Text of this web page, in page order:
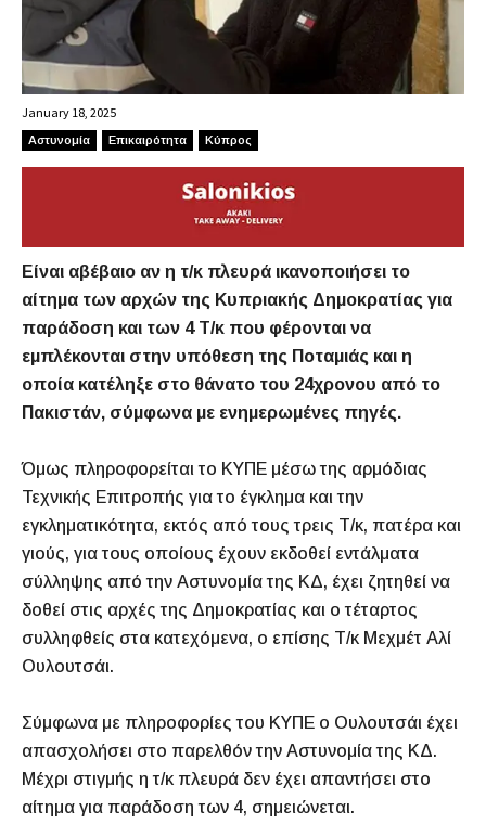
January 18, 2025
Αστυνομία Επικαιρότητα Κύπρος
Είναι αβέβαιο αν η τ/κ πλευρά ικανοποιήσει το
αίτημα των αρχών της Κυπριακής Δημοκρατίας για
παράδοση και των 4 Τ/κ που φέρονται να
εμπλέκονται στην υπόθεση της Ποταμιάς και η
οποία κατέληξε στο θάνατο του 24χρονου από το
Πακιστάν, σύμφωνα με ενημερωμένες πηγές.
Όμως πληροφορείται το ΚΥΠΕ μέσω της αρμόδιας
Τεχνικής Επιτροπής για το έγκλημα και την
εγκληματικότητα, εκτός από τους τρεις Τ/κ, πατέρα και
γιούς, για τους οποίους έχουν εκδοθεί εντάλματα
σύλληψης από την Αστυνομία της ΚΔ, έχει ζητηθεί να
δοθεί στις αρχές της Δημοκρατίας και ο τέταρτος
συλληφθείς στα κατεχόμενα, ο επίσης Τ/κ Μεχμέτ Αλί
Ουλουτσάι.
Σύμφωνα με πληροφορίες του ΚΥΠΕ ο Ουλουτσάι έχει
απασχολήσει στο παρελθόν την Αστυνομία της ΚΔ.
Μέχρι στιγμής η τ/κ πλευρά δεν έχει απαντήσει στο
αίτημα για παράδοση των 4, σημειώνεται.